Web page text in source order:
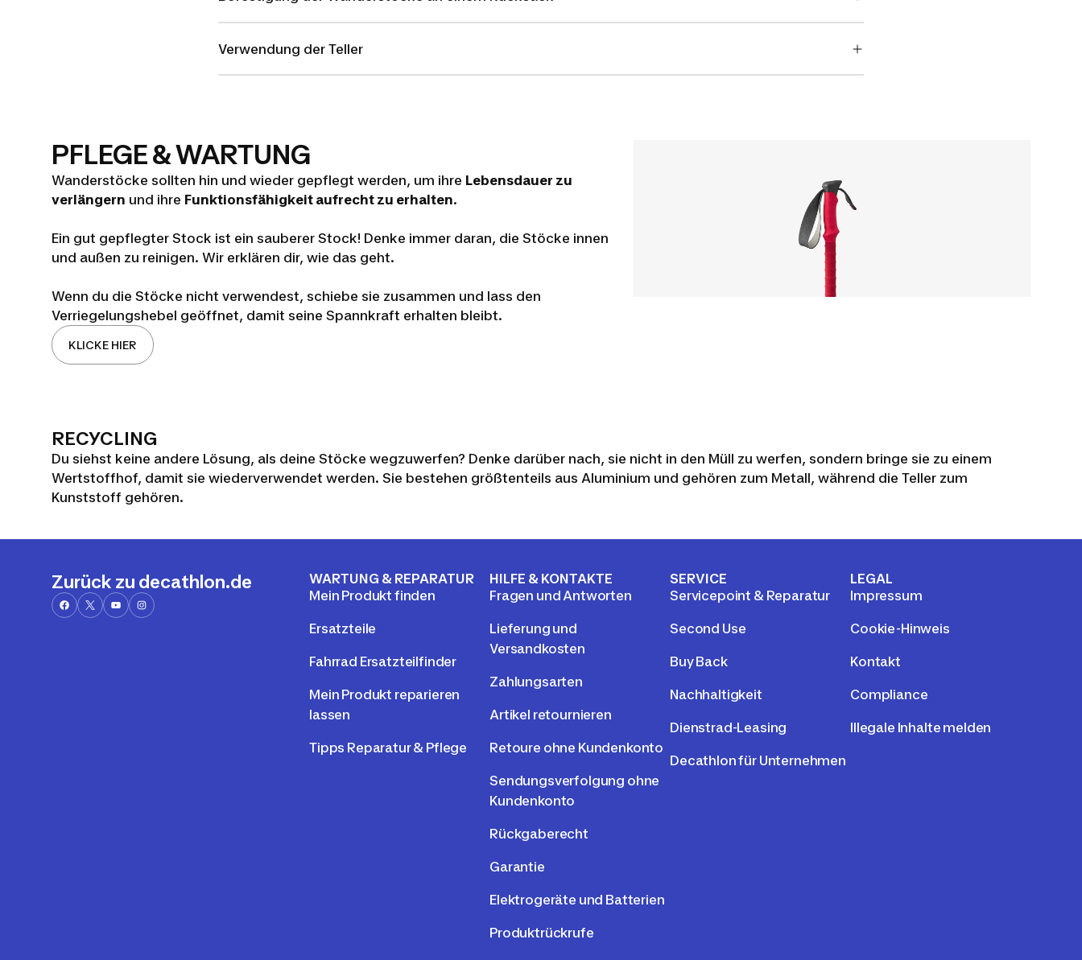
Verwendung der Teller
PFLEGE & WARTUNG
Wanderstöcke sollten hin und wieder gepflegt werden, um ihre Lebensdauer zu
verlängern und ihre Funktionsfähigkeit aufrecht zu erhalten.
Ein gut gepflegter Stock ist ein sauberer Stock! Denke immer daran, die Stöcke innen
und außen zu reinigen. Wir erklären dir, wie das geht.
Wenn du die Stöcke nicht verwendest, schiebe sie zusammen und lass den
Verriegelungshebel geöffnet, damit seine Spannkraft erhalten bleibt.
KLICKE HIER
RECYCLING
Du siehst keine andere Lösung, als deine Stöcke wegzuwerfen? Denke darüber nach, sie nicht in den Müll zu werfen, sondern bringe sie zu einem
Wertstoffhof, damit sie wiederverwendet werden. Sie bestehen größtenteils aus Aluminium und gehören zum Metall, während die Teller zum
Kunststoff gehören.
Zurück zu decathlon.de
WARTUNG & REPARATUR
Mein Produkt finden
Ersatzteile
Fahrrad Ersatzteilfinder
Mein Produkt reparieren
lassen
Tipps Reparatur & Pflege
HILFE & KONTAKTE
Fragen und Antworten
Lieferung und
Versandkosten
Zahlungsarten
Artikel retournieren
Retoure ohne Kundenkonto
Sendungsverfolgung ohne
Kundenkonto
Rückgaberecht
Garantie
Elektrogeräte und Batterien
Produktrückrufe
SERVICE
Servicepoint & Reparatur
Second Use
Buy Back
Nachhaltigkeit
Dienstrad-Leasing
Decathlon für Unternehmen
LEGAL
Impressum
Cookie-Hinweis
Kontakt
Compliance
Illegale Inhalte melden